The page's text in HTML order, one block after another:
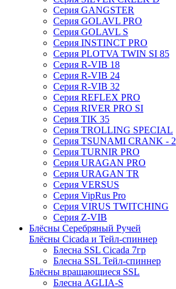
Серия GANGSTER
Серия GOLAVL PRO
Серия GOLAVL S
Серия INSTINCT PRO
Серия PLOTVA TWIN SI 85
Серия R-VIB 18
Серия R-VIB 24
Серия R-VIB 32
Серия REFLEX PRO
Серия RIVER PRO SI
Серия TIK 35
Серия TROLLING SPECIAL
Серия TSUNAMI CRANK - 2
Серия TURNIR PRO
Серия URAGAN PRO
Серия URAGAN TR
Серия VERSUS
Серия VipRus Pro
Серия VIRUS TWITCHING
Серия Z-VIB
Блёсны Серебряный Ручей
Блёсны Cicada и Тейл-спиннер
Блесна SSL Cicada 7гр
Блесна SSL Тейл-спиннер
Блёсны вращающиеся SSL
Блесна AGLIA-S